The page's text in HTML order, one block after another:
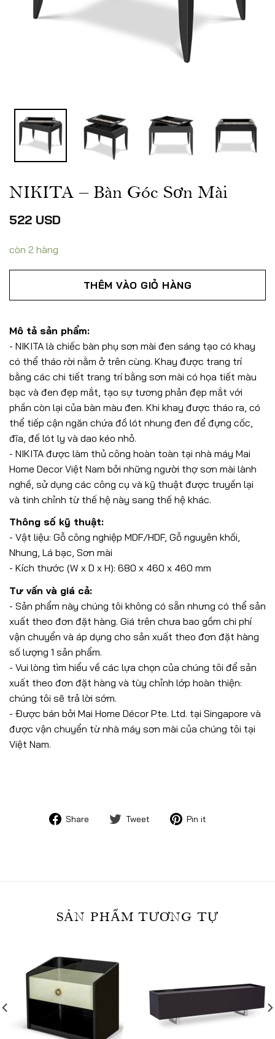
NIKITA – Bàn Góc Sơn Mài
522 USD
còn 2 hàng
THÊM VÀO GIỎ HÀNG
Mô tả sản phẩm:
- NIKITA là chiếc bàn phụ sơn mài đen sáng tạo có khay
có thể tháo rời nằm ở trên cùng. Khay được trang trí
bằng các chi tiết trang trí bằng sơn mài có họa tiết màu
bạc và đen đẹp mắt, tạo sự tương phản đẹp mắt với
phần còn lại của bàn màu đen. Khi khay được tháo ra, có
thể tiếp cận ngăn chứa đồ lót nhung đen để đựng cốc,
đĩa, đế lót ly và dao kéo nhỏ.
- NIKITA được làm thủ công hoàn toàn tại nhà máy Mai
Home Decor Việt Nam bởi những người thợ sơn mài lành
nghề, sử dụng các công cụ và kỹ thuật được truyền lại
và tinh chỉnh từ thế hệ này sang thế hệ khác.
Thông số kỹ thuật:
- Vật liệu: Gỗ công nghiệp MDF/HDF, Gỗ nguyên khối,
Nhung, Lá bạc, Sơn mài
- Kích thước (W x D x H): 680 x 460 x 460 mm
Tư vấn và giá cả:
- Sản phẩm này chúng tôi không có sẵn nhưng có thể sản
xuất theo đơn đặt hàng. Giá trên chưa bao gồm chi phí
vận chuyển và áp dụng cho sản xuất theo đơn đặt hàng
số lượng 1 sản phẩm.
- Vui lòng tìm hiểu về các lựa chọn của chúng tôi để sản
xuất theo đơn đặt hàng và tùy chỉnh lớp hoàn thiện:
chúng tôi sẽ trả lời sớm.
- Được bán bởi Mai Home Décor Pte. Ltd. tại Singapore và
được vận chuyển từ nhà máy sơn mài của chúng tôi tại
Việt Nam.
Share
Share Tweet
TweetPin it
SẢN PHẨM TƯƠNG TỰ